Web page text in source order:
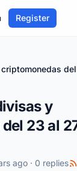
Register
y
23 al
ago · 0 replies